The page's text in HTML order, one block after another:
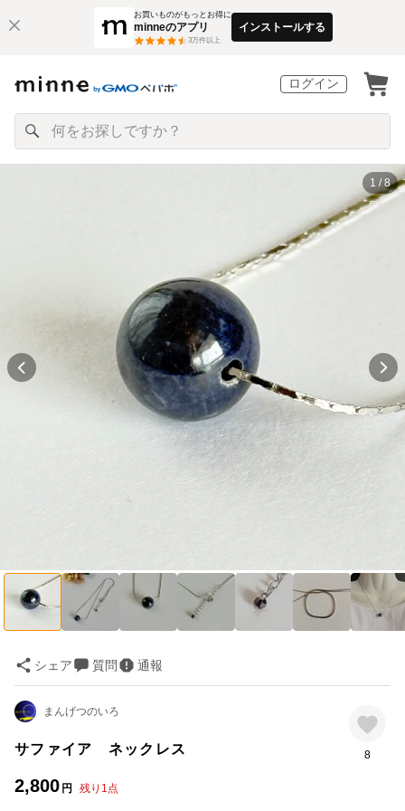
お買いものがもっとお得に
minneのアプリ
3万件以上
インストールする
ログイン
1 / 8
シェア 質問 通報
まんげつのいろ
サファイア ネックレス
2,800 円 残り 1点
8